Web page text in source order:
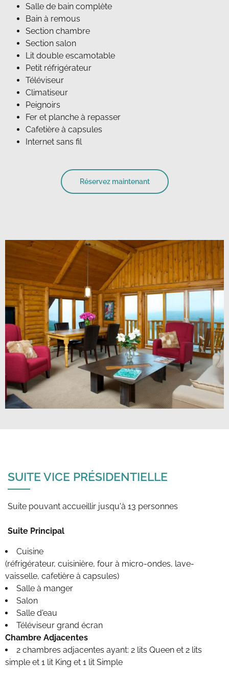
Salle de bain complète
Bain à remous
Section chambre
Section salon
Lit double escamotable
Petit réfrigérateur
Téléviseur
Climatiseur
Peignoirs
Fer et planche à repasser
Cafetière à capsules
Internet sans fil
Réservez maintenant
SUITE VICE PRÉSIDENTIELLE
Suite pouvant accueillir jusqu'à 13 personnes
Suite Principal
Cuisine
(réfrigérateur, cuisinière, four à micro-ondes, lave-
vaisselle, cafetière à capsules)
Salle à manger
Salon
Salle d'eau
Téléviseur grand écran
Chambre Adjacentes
2 chambres adjacentes ayant: 2 lits Queen et 2 lits
simple et 1 lit King et 1 lit Simple